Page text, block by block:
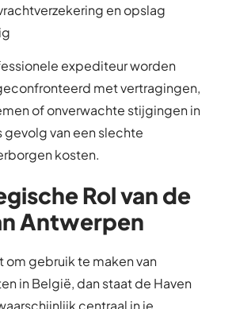
en opslag
expediteur worden
met vertragingen,
of onverwachte stijgingen in
gevolg van een slechte
kosten.
Rol van de
Antwerpen
om gebruik te maken van
in België, dan staat de Haven
centraal in je